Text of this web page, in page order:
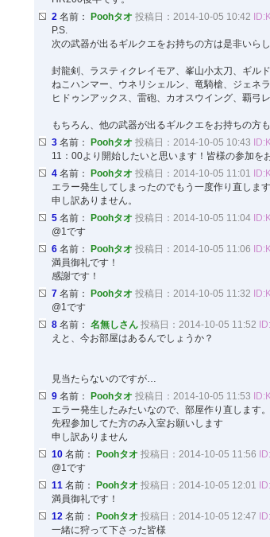
2 名前： Poohタオ 投稿日：2014-10-05 10:42
P.S.
次の武器が出るギルクエをお持ちの方は是非いら
封龍剣、ラスティクレイモア、峯山小太刀、ギル
ねこハンマー、ウネリシェルン、竜騎槍、ジェネ
ヒドゥンアックス、雷砲、カオスウイング、覇弓
もちろん、他の武器が出るギルクエをお持ちの方
3 名前： Poohタオ 投稿日：2014-10-05 10:43
11：00より開始したいと思います！皆様の参加を
4 名前： Poohタオ 投稿日：2014-10-05 11:01
エラー発生してしまったのでもう一度作り直します
申し訳ありません。
5 名前： Poohタオ 投稿日：2014-10-05 11:04
@1です
6 名前： Poohタオ 投稿日：2014-10-05 11:06
満員御礼です！
感謝です！
7 名前： Poohタオ 投稿日：2014-10-05 11:32
@1です
8 名前： 名無しさん 投稿日：2014-10-05 11:52
えと、今お部屋はあるんでしょうか？
見当たらないのですが…
9 名前： Poohタオ 投稿日：2014-10-05 11:53
エラー発生したみたいなので、部屋作り直します。
先程参加してた方のみ入室お願いします
申し訳ありません
10 名前： Poohタオ 投稿日：2014-10-05 11:56
@1です
11 名前： Poohタオ 投稿日：2014-10-05 12:01
満員御礼です！
12 名前： Poohタオ 投稿日：2014-10-05 12:47
一緒に狩って下さった皆様